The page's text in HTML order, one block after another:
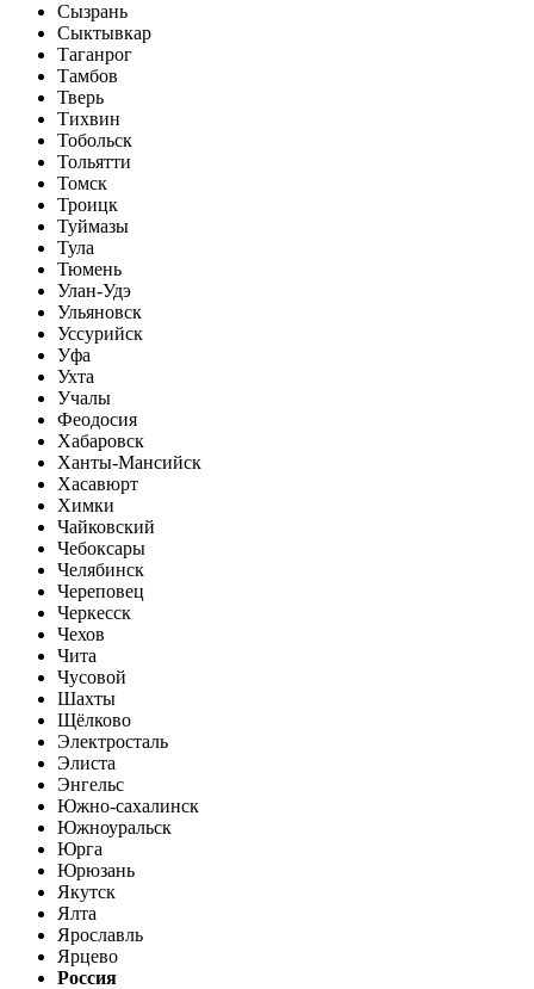
Сызрань
Сыктывкар
Таганрог
Тамбов
Тверь
Тихвин
Тобольск
Тольятти
Томск
Троицк
Туймазы
Тула
Тюмень
Улан-Удэ
Ульяновск
Уссурийск
Уфа
Ухта
Учалы
Феодосия
Хабаровск
Ханты-Мансийск
Хасавюрт
Химки
Чайковский
Чебоксары
Челябинск
Череповец
Черкесск
Чехов
Чита
Чусовой
Шахты
Щёлково
Электросталь
Элиста
Энгельс
Южно-сахалинск
Южноуральск
Юрга
Юрюзань
Якутск
Ялта
Ярославль
Ярцево
Россия